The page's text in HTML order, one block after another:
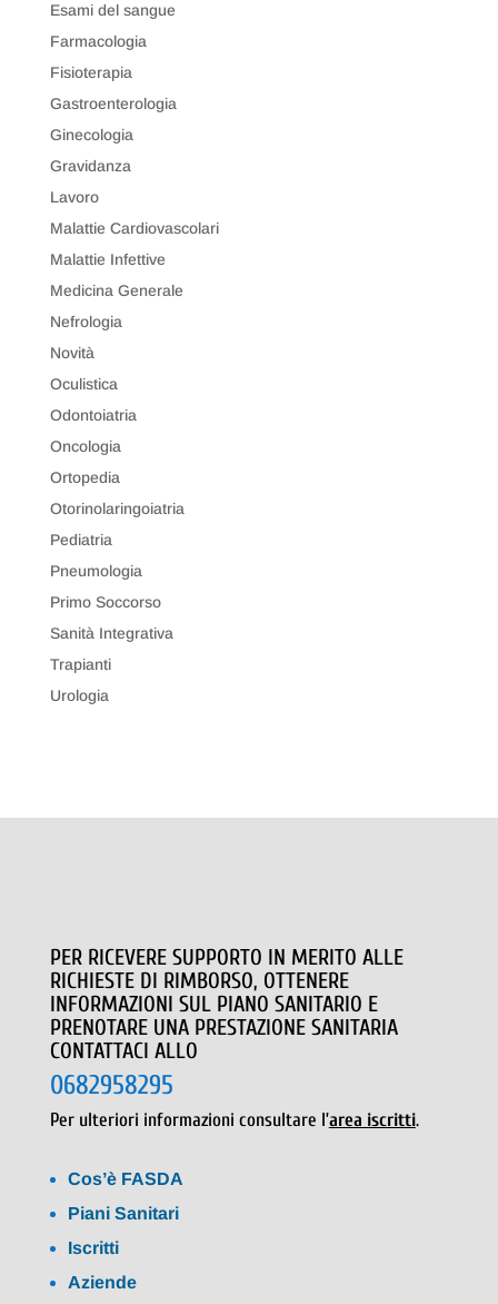
Esami del sangue
Farmacologia
Fisioterapia
Gastroenterologia
Ginecologia
Gravidanza
Lavoro
Malattie Cardiovascolari
Malattie Infettive
Medicina Generale
Nefrologia
Novità
Oculistica
Odontoiatria
Oncologia
Ortopedia
Otorinolaringoiatria
Pediatria
Pneumologia
Primo Soccorso
Sanità Integrativa
Trapianti
Urologia
PER RICEVERE SUPPORTO IN MERITO ALLE
RICHIESTE DI RIMBORSO, OTTENERE
INFORMAZIONI SUL PIANO SANITARIO E
PRENOTARE UNA PRESTAZIONE SANITARIA
CONTATTACI ALLO
0682958295
Per ulteriori informazioni consultare l’area iscritti.
Cos’è FASDA
Piani Sanitari
Iscritti
Aziende